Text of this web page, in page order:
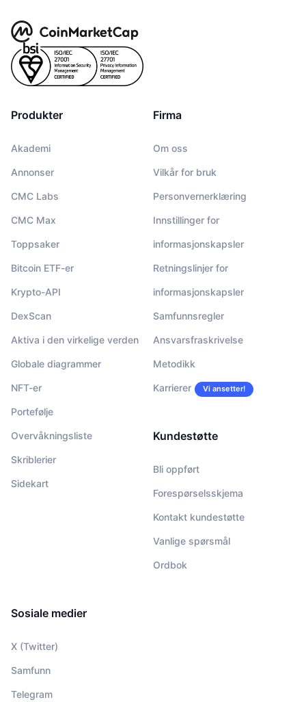
Produkter
Akademi
Annonser
CMC Labs
CMC Max
Toppsaker
Bitcoin ETF-er
Krypto-API
DexScan
Aktiva i den virkelige verden
Globale diagrammer
NFT-er
Portefølje
Overvåkningsliste
Skriblerier
Sidekart
Firma
Om oss
Vilkår for bruk
Personvernerklæring
Innstillinger for
informasjonskapsler
Retningslinjer for
informasjonskapsler
Samfunnsregler
Ansvarsfraskrivelse
Metodikk
Karrierer Vi ansetter!
Kundestøtte
Bli oppført
Forespørselsskjema
Kontakt kundestøtte
Vanlige spørsmål
Ordbok
Sosiale medier
X (Twitter)
Samfunn
Telegram